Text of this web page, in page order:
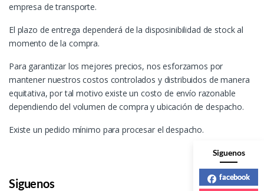
empresa de transporte.
El plazo de entrega dependerá de la disposinibilidad de stock al
momento de la compra.
Para garantizar los mejores precios, nos esforzamos por
mantener nuestros costos controlados y distribuidos de manera
equitativa, por tal motivo existe un costo de envío razonable
dependiendo del volumen de compra y ubicación de despacho.
Existe un pedido mínimo para procesar el despacho.
Siguenos
Siguenos
facebook